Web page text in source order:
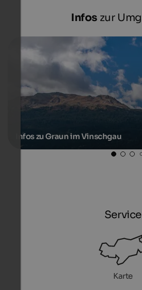
Infos zur
Infos zu Graun im Vinschgau
Service
Karte